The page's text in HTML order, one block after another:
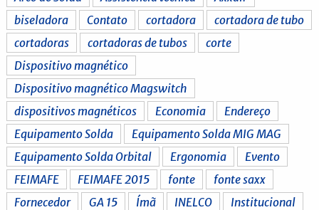
biseladora
Contato cortadora
cortadora de tubo
cortadoras
cortadoras de tubos
corte
Dispositivo magnético
Dispositivo magnético Magswitch
dispositivos magnéticos
Economia
Endereço
Equipamento Solda
Equipamento Solda MIG MAG
Equipamento Solda Orbital
Ergonomia
Evento
FEIMAFE
FEIMAFE 2015 fonte
fonte saxx
Fornecedor
GA 15 Ímã INELCO
Institucional